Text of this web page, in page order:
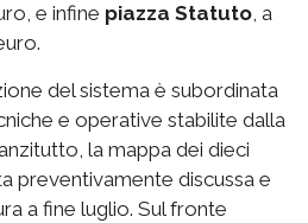
e infine piazza Statuto, a
del sistema è subordinata
e operative stabilite dalla
la mappa dei dieci
preventivamente discussa e
a fine luglio. Sul fronte